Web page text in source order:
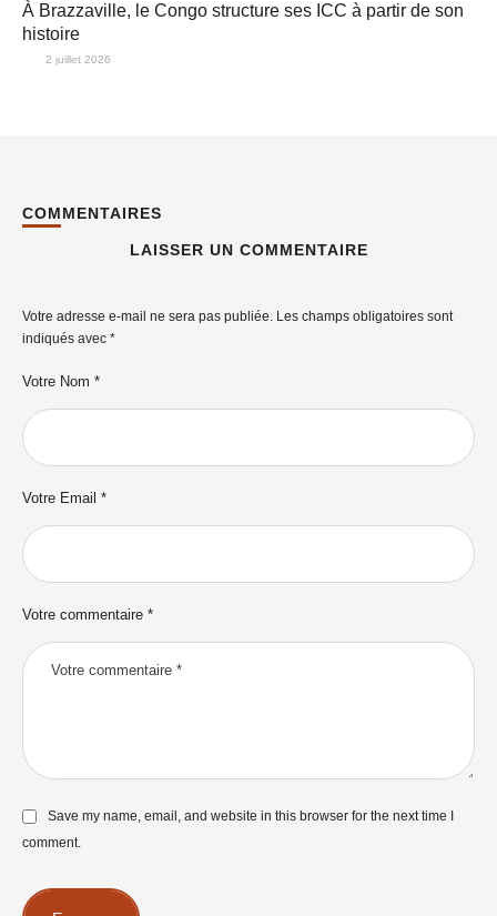
À Brazzaville, le Congo structure ses ICC à partir de son
histoire
2 juillet 2026
COMMENTAIRES
LAISSER UN COMMENTAIRE
Votre adresse e-mail ne sera pas publiée. Les champs obligatoires sont
indiqués avec *
Votre commentaire *
Votre Nom *
Votre Email *
Save my name, email, and website in this browser for the next time I
comment.